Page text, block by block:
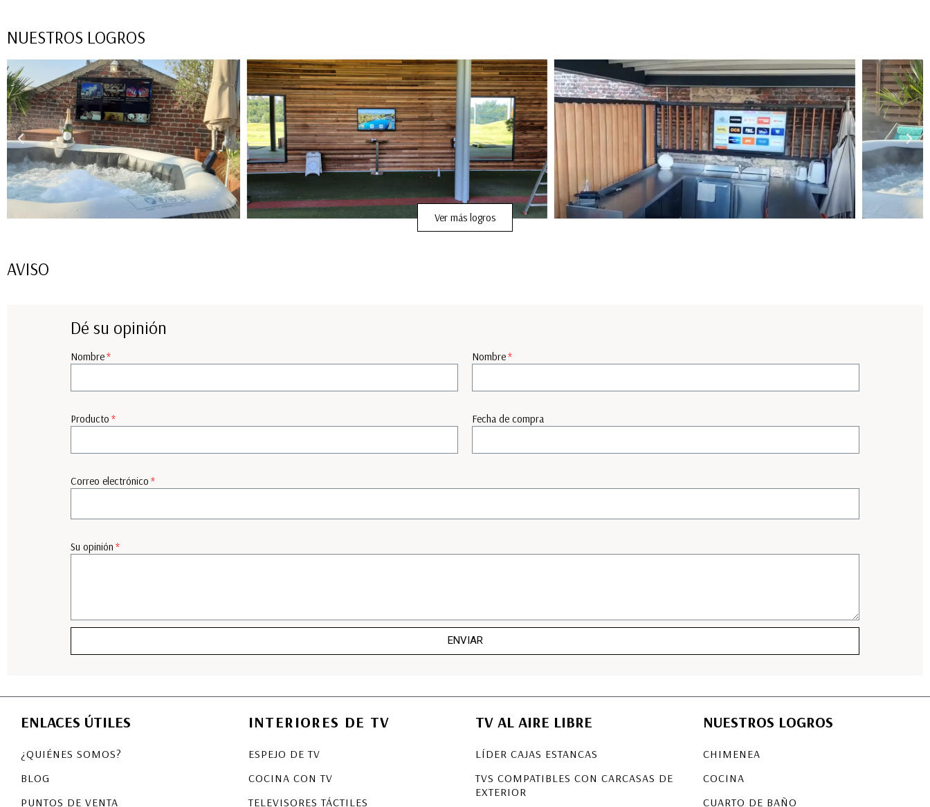
NUESTROS LOGROS
Ver más logros
AVISO
Dé su opinión
Nombre Nombre
Producto Fecha de compra
Correo electrónico
Su opinión
ENVIAR
ENLACES ÚTILES
¿QUIÉNES SOMOS?
BLOG
PUNTOS DE VENTA
INTERIORES DE TV
ESPEJO DE TV
COCINA CON TV
TELEVISORES TÁCTILES
TV AL AIRE LIBRE
LÍDER CAJAS ESTANCAS
TVS COMPATIBLES CON CARCASAS DE
EXTERIOR
NUESTROS LOGROS
CHIMENEA
COCINA
CUARTO DE BAÑO